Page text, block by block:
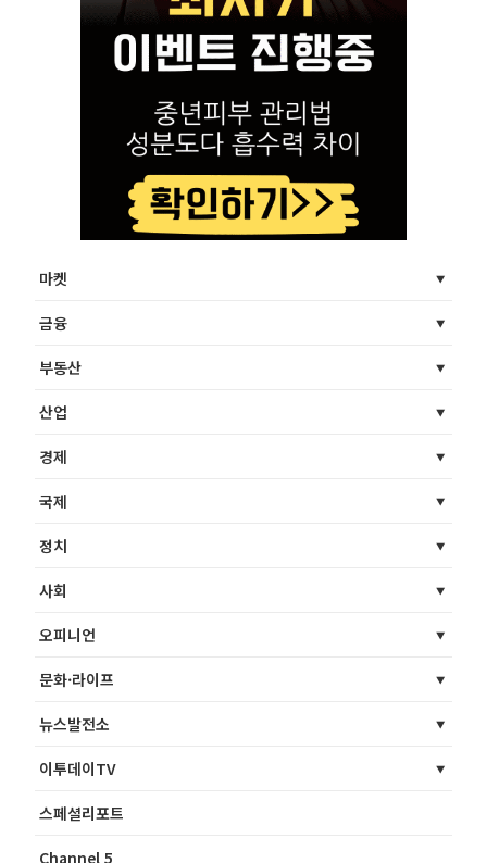
마켓
금융
부동산
산업
경제
국제
정치
사회
오피니언
문화·라이프
뉴스발전소
이투데이TV
스페셜리포트
Channel 5